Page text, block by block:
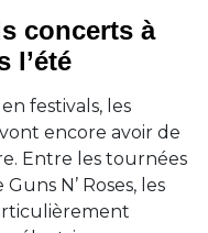
concerts à
l’été
festivals, les
encore avoir de
Entre les tournées
N’ Roses, les